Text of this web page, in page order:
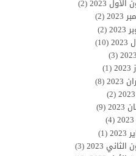
2023
(2)
(2)
(2)
(10)
(3)
(1)
(8)
(2)
(9)
(4)
(1)
2023
(3)